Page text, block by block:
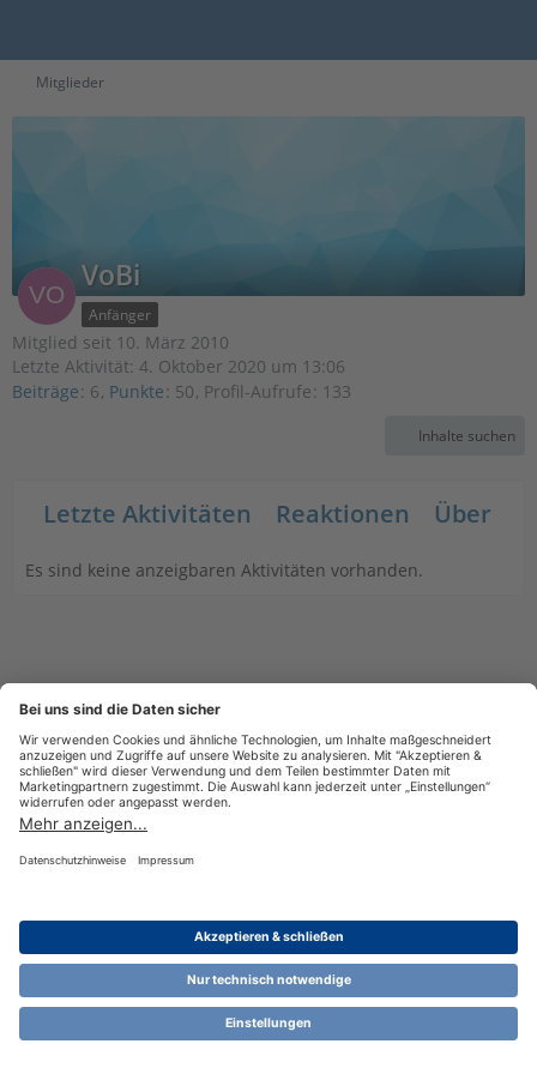
Mitglieder
VoBi
Anfänger
Mitglied seit 10. März 2010
Letzte Aktivität: 4. Oktober 2020 um 13:06
Beiträge 6 Punkte 50 Profil-Aufrufe 133
Inhalte suchen
Letzte Aktivitäten Reaktionen Über
Es sind keine anzeigbaren Aktivitäten vorhanden.
Nutzungsbestimmungen Cookie-Einstellungen
Community-Software:WoltLab Suite™ 6.1.13